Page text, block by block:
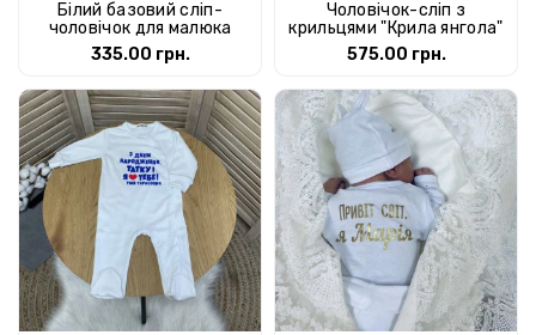
Білий базовий сліп-
чоловічок для малюка
335.00 грн.
Чоловічок-сліп з
крильцями "Крила янгола"
575.00 грн.